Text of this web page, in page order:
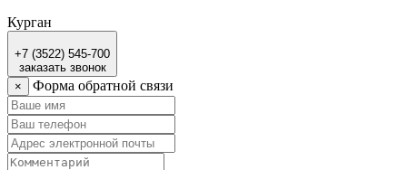
Курган
+7 (3522) 545-700
заказать звонок
×
Форма обратной связи